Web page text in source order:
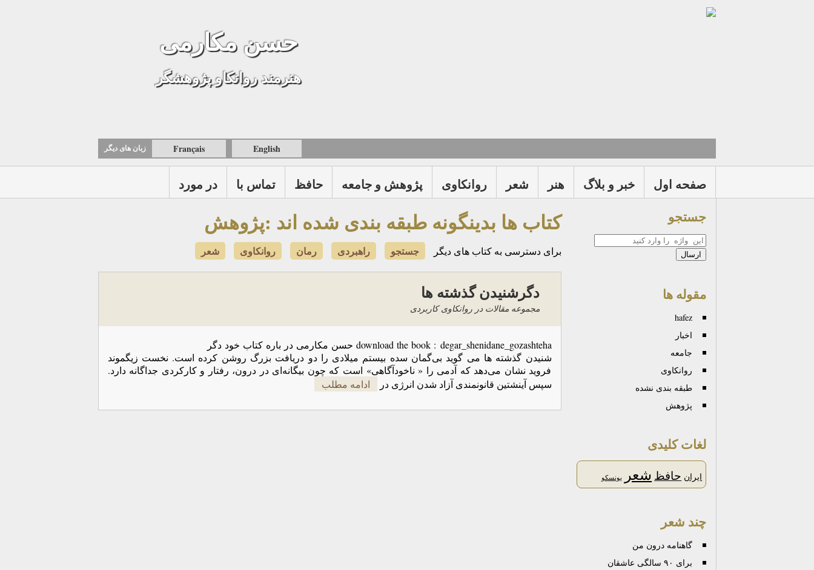
حسن مکارمی
هنرمند روانکاو پژوهشگر
زبان های ديگر Français English
در مورد تماس با حافظ پژوهش و جامعه روانكاوی شعر هنر خبر و بلاگ صفحه اول
کتاب ها بدینگونه طبقه بندی شده اند :پژوهش
برای دسترسی به کتاب های دیگر جستجو راهبردی رمان روانکاوی شعر
دگرشنیدن گذشته ها
مجموعه مقالات در روانکاوی کاربردی
download the book : degar_shenidane_gozashteha حسن مکارمی در باره کتاب خود دگر
شنیدن گذشته ها می گوید بی‌گمان سده بیستم میلادی را دو دریافت بزرگ روشن کرده است. نخست زیگموند
فروید نشان می‌دهد که آدمی را « ناخودآگاهی» است که چون بیگانه‌ای در درون، رفتار و کارکردی جداگانه دارد.
سپس آینشتین قانونمندی آزاد شدن انرژی در
ادامه مطلب
جستجو
جستجو
مقوله ها
hafez
اخبار
جامعه
روانكاوی
طبقه بندی نشده
پژوهش
لغات کلیدی
ایران حافظ شعر یونسکو
چند شعر
گاهنامه درون من
برای ٩٠ سالگی عاشقان